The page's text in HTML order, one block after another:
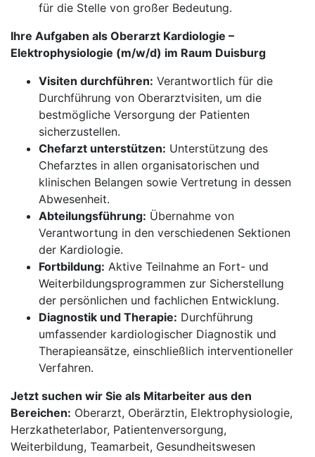
für die Stelle von großer Bedeutung.
Ihre Aufgaben als Oberarzt Kardiologie –
Elektrophysiologie (m/w/d) im Raum Duisburg
Visiten durchführen: Verantwortlich für die
Durchführung von Oberarztvisiten, um die
bestmögliche Versorgung der Patienten
sicherzustellen.
Chefarzt unterstützen: Unterstützung des
Chefarztes in allen organisatorischen und
klinischen Belangen sowie Vertretung in dessen
Abwesenheit.
Abteilungsführung: Übernahme von
Verantwortung in den verschiedenen Sektionen
der Kardiologie.
Fortbildung: Aktive Teilnahme an Fort- und
Weiterbildungsprogrammen zur Sicherstellung
der persönlichen und fachlichen Entwicklung.
Diagnostik und Therapie: Durchführung
umfassender kardiologischer Diagnostik und
Therapieansätze, einschließlich interventioneller
Verfahren.
Jetzt suchen wir Sie als Mitarbeiter aus den
Bereichen: Oberarzt, Oberärztin, Elektrophysiologie,
Herzkatheterlabor, Patientenversorgung,
Weiterbildung, Teamarbeit, Gesundheitswesen